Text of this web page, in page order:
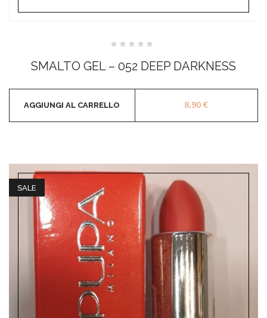
su
SMALTO GEL – 052 DEEP DARKNESS
8,90€
AGGIUNGI AL CARRELLO
SALE